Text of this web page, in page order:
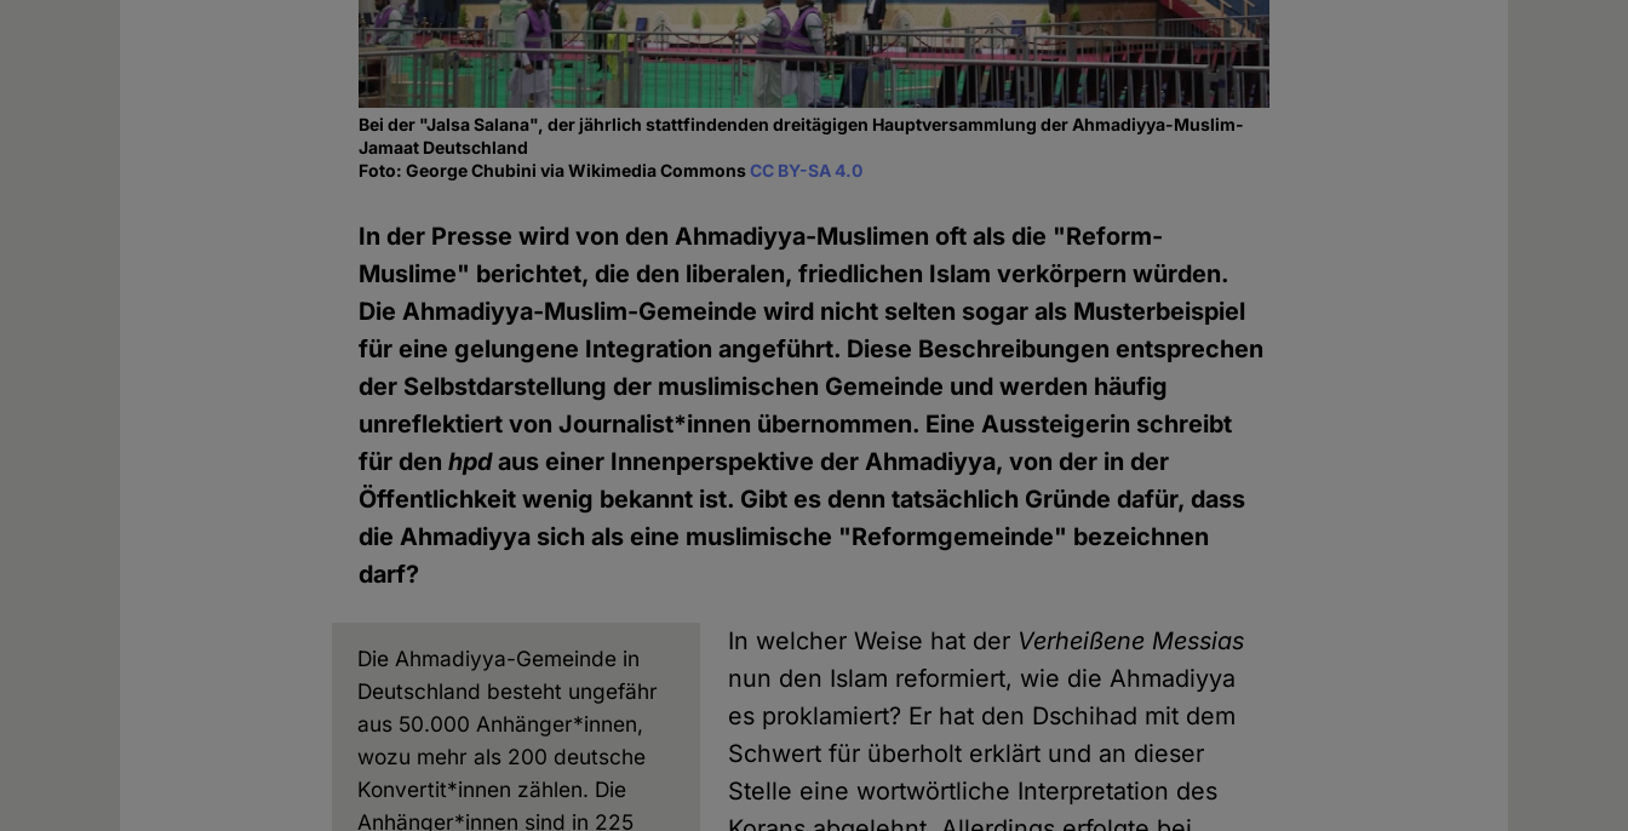
Bei der "Jalsa Salana", der jährlich stattfindenden dreitägigen Hauptversammlung der Ahmadiyya-Muslim-
Jamaat Deutschland
Foto: George Chubini via Wikimedia CommonsCC BY-SA 4.0
In der Presse wird von den Ahmadiyya-Muslimen oft als die "Reform-
Muslime" berichtet, die den liberalen, friedlichen Islam verkörpern würden.
Die Ahmadiyya-Muslim-Gemeinde wird nicht selten sogar als Musterbeispiel
für eine gelungene Integration angeführt. Diese Beschreibungen entsprechen
der Selbstdarstellung der muslimischen Gemeinde und werden häufig
unreflektiert von Journalist*innen übernommen. Eine Aussteigerin schreibt
für denhpdaus einer Innenperspektive der Ahmadiyya, von der in der
Öffentlichkeit wenig bekannt ist. Gibt es denn tatsächlich Gründe dafür, dass
die Ahmadiyya sich als eine muslimische "Reformgemeinde" bezeichnen
darf?
Die Ahmadiyya-Gemeinde in
Deutschland besteht ungefähr
aus 50.000 Anhänger*innen,
wozu mehr als 200 deutsche
Konvertit*innen zählen. Die
Anhänger*innen sind in 225
In welcher Weise hat der Verheißene Messias
nun den Islam reformiert, wie die Ahmadiyya
es proklamiert? Er hat den Dschihad mit dem
Schwert für überholt erklärt und an dieser
Stelle eine wortwörtliche Interpretation des